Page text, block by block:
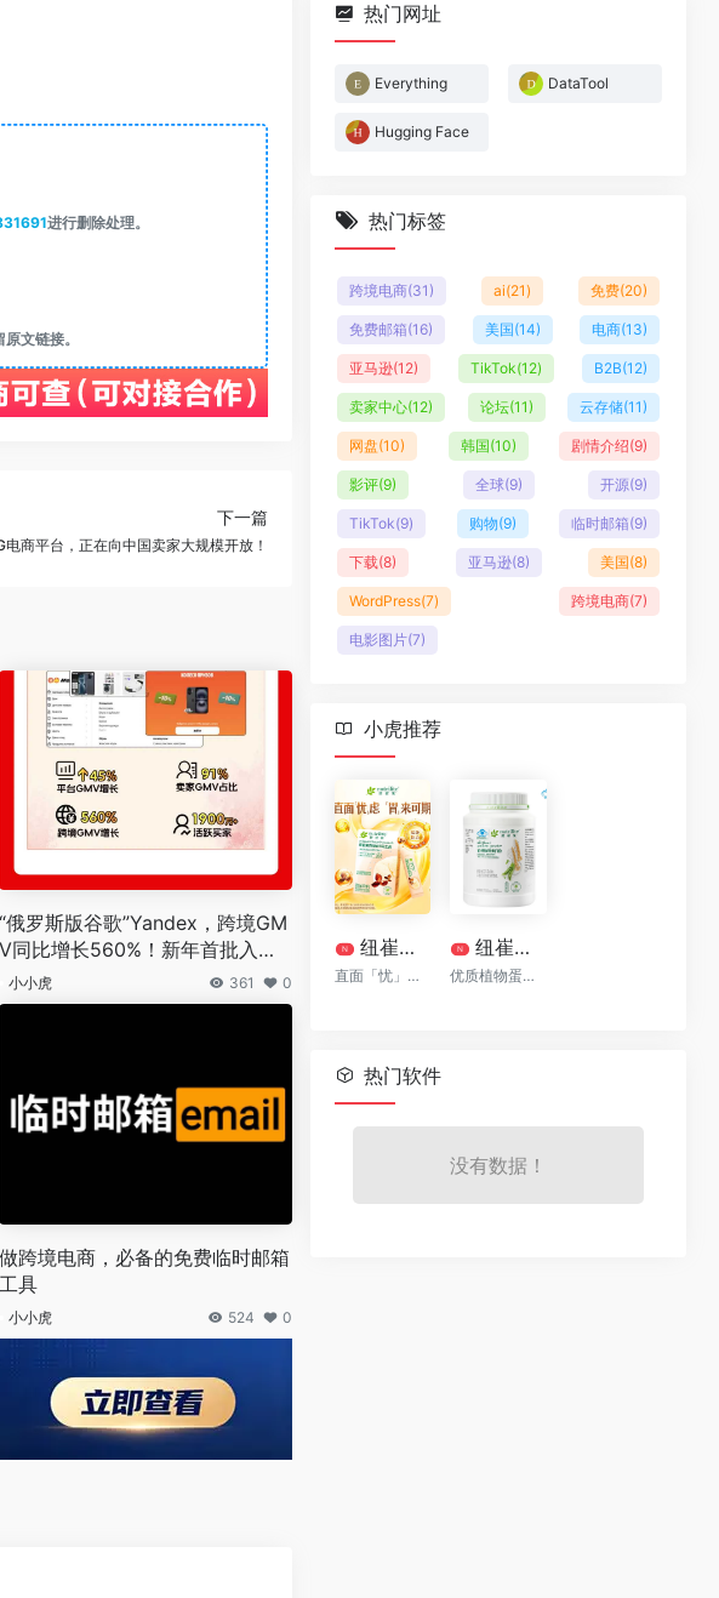
进行删除处理。
文链接。
下一篇
电商平台，正在向中国卖家大规模开放！
“俄罗斯版谷歌”Yandex，跨境GM
V同比增长560%！新年首批入驻
名额预约中
小小虎 361 0
做跨境电商，必备的免费临时邮箱
工具
小小虎 524 0
热门网址
Everything DataTool
Hugging Face
热门标签
跨境电商(31) ai(21) 免费(20)
免费邮箱(16) 美国(14) 电商(13)
亚马逊(12) TikTok(12) B2B(12)
卖家中心(12) 论坛(11) 云存储(11)
网盘(10) 韩国(10) 剧情介绍(9)
影评(9) 全球(9) 开源(9)
TikTok(9) 购物(9) 临时邮箱(9)
下载(8) 亚马逊(8) 美国(8)
WordPress(7) 跨境电商(7)
电影图片(7)
小虎推荐
N 纽崔莱清幽植萃益生菌[清幽菌]
直面「忧」虑 「胃」来可期
N 纽崔莱®多种植物蛋白粉770克
优质植物蛋白质
热门软件
没有数据！